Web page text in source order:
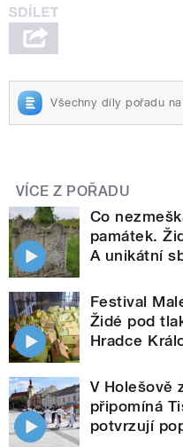
Všechny díly pořadu na
VÍCE Z POŘADU
Co
památek.
A unikátní
Festival
Židé pod
Hradce
V Holešově
připomíná
potvrzují